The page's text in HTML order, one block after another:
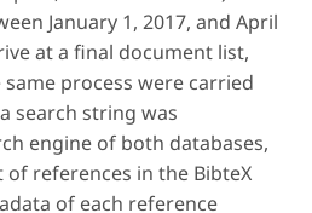
January 1, 2017, and April
at a final document list,
process were carried
search string was
engine of both databases,
references in the BibteX
of each reference